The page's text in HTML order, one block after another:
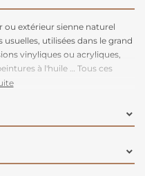
ou extérieur sienne naturel
utilisées dans le grand
vinyliques ou acryliques,
à l'huile … Tous ces
intempéries. Seuls les jaune,